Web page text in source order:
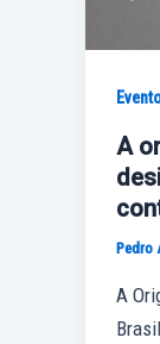
A
Pedro
A